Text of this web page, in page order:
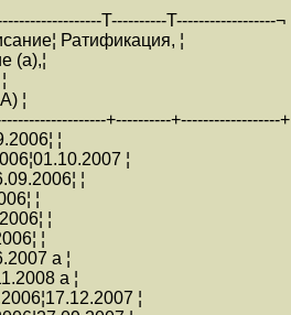
T----------T------------------¬
Ратификация, ¦
(a),¦
¦
+----------+------------------+
¦
¦
¦
¦
¦
¦
a ¦
a ¦
¦